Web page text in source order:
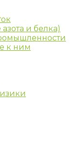
и белка)
к ним